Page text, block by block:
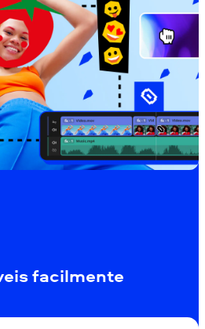
facilmente